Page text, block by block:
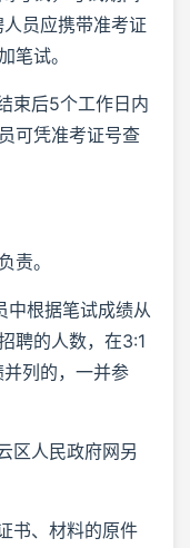
员应携带准考证
笔试。
束后5个工作日内
可凭准考证号查
责。
中根据笔试成绩从
聘的人数，在3:1
列的，一并参
区人民政府网另
书、材料的原件